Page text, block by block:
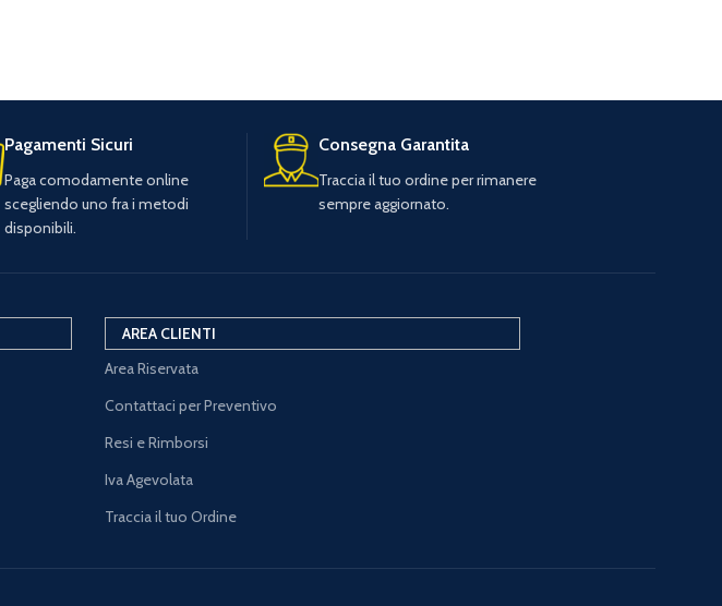
Pagamenti Sicuri
Paga comodamente online
scegliendo uno fra i metodi
disponibili.
Consegna Garantita
Traccia il tuo ordine per rimanere
sempre aggiornato.
AREA CLIENTI
Area Riservata
Contattaci per Preventivo
Resi e Rimborsi
Iva Agevolata
Traccia il tuo Ordine